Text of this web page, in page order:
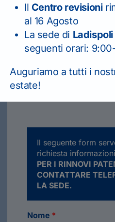
CENTRO REVISIONI
06 99 49 652
Il seguente form
richiesta
PER I RINNOVI
CONTATTARE
LA SEDE.
Nome *
Il Centro revisioni
al 16 Agosto
La sede di Ladispoli
seguenti orari:
Auguriamo a tutti i
estate!